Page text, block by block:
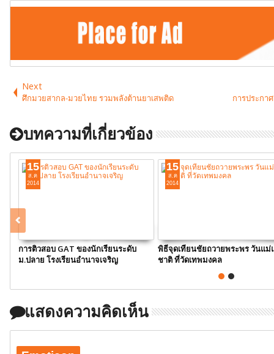
Next
ศึกมวยสากล-มวยไทย รวมพลังต้านยาเสพติด การประกา
บทความที่เกี่ยวข้อง
การติวสอบ GAT ของนักเรียนระดับ
ม.ปลาย โรงเรียนอำนาจเจริญ
15
ส.ค
2014
พิธีจุดเทียนชัยถวายพระพร วันแม่
ชาติ ที่วัดเทพมงคล
15
ส.ค
2014
แสดงความคิดเห็น